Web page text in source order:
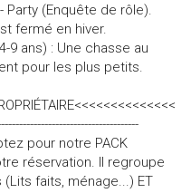
(Enquête de rôle).
fermé en hiver.
9 ans) : Une chasse au
pour les plus petits.
pour notre PACK
réservation. Il regroupe
faits, ménage...) ET